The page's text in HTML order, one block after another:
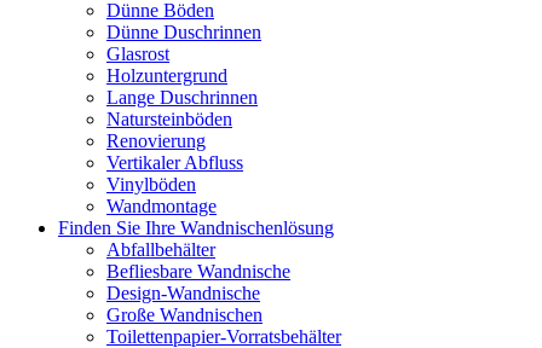
Dünne Böden
Dünne Duschrinnen
Glasrost
Holzuntergrund
Lange Duschrinnen
Natursteinböden
Renovierung
Vertikaler Abfluss
Vinylböden
Wandmontage
Finden Sie Ihre Wandnischenlösung
Abfallbehälter
Befliesbare Wandnische
Design-Wandnische
Große Wandnischen
Toilettenpapier-Vorratsbehälter